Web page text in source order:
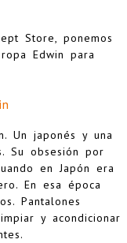
Store, ponemos
Edwin para
Un japonés y una
Su obsesión por
en Japón era
En esa época
Pantalones
y acondicionar